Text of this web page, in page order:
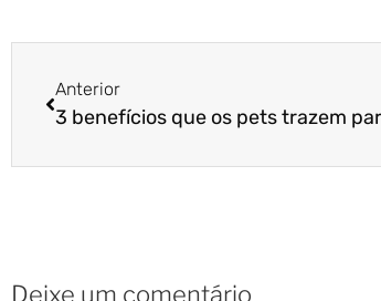
Anterior
Deixe um comentário